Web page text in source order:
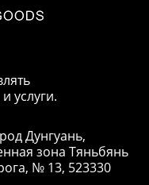
услуги.
Дунгуань,
зона Тяньбянь
№ 13, 523330